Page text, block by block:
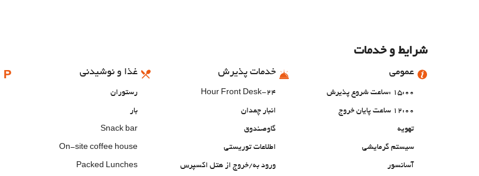
شرایط و خدمات
عمومی
15:00 :ساعت شروع پذیرش
12:00 ساعت پایان خروج
تهویه
سیستم گرمایشی
آسانسور
خدمات پذیرش
24-Hour Front Desk
انبار چمدان
گاوصندوق
اطلاعات توریستی
ورود به/خروج از هتل اکسپرس
غذا و نوشیدنی
رستوران
بار
Snack bar
On-site coffee house
Packed Lunches